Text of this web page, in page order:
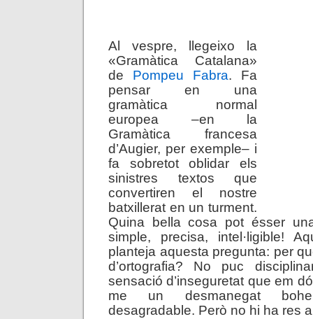
Al vespre, llegeixo la
«Gramàtica Catalana»
de Pompeu Fabra. Fa
pensar en una
gramàtica normal
europea –en la
Gramàtica francesa
d’Augier, per exemple– i
fa sobretot oblidar els
sinistres textos que
convertiren el nostre
batxillerat en un turment.
Quina bella cosa pot ésser
simple, precisa, intel·ligible!
planteja aquesta pregunta: per
d’ortografia? No puc
sensació d’inseguretat que em
me un desmanegat
desagradable. Però no hi ha res